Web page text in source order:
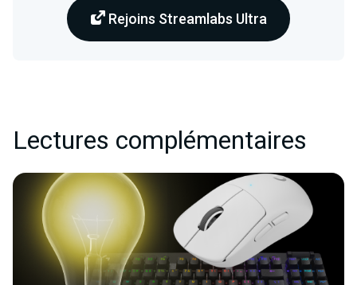
Rejoins Streamlabs Ultra
Lectures complémentaires